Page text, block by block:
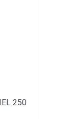
250